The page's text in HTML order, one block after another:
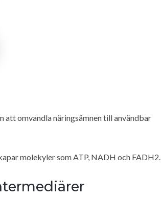
att omvandla näringsämnen till användbar
molekyler som ATP, NADH och FADH2.